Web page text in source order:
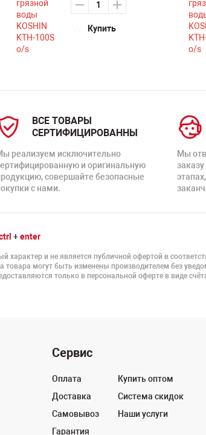
Купить
ВСЕ ТОВАРЫ
СЕРТИФИЦИРОВАННЫ
реализуем исключительно
и оригинальную
совершайте безопасные
с нами.
Мы
+enter
характер и не является публичной офертой в
товара могут быть изменены производителем без
только в персональной оферте в виде
Сервис
Оплата
Доставка
Самовывоз
Гарантия
Купить оптом
Система скидок
Наши услуги